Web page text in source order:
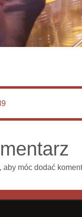
, aby móc dodać